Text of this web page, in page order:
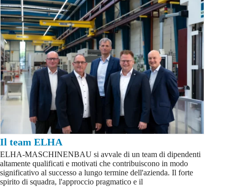
Il team ELHA
ELHA-MASCHINENBAU si avvale di un team di dipendenti
altamente qualificati e motivati che contribuiscono in modo
significativo al successo a lungo termine dell'azienda. Il forte
spirito di squadra, l'approccio pragmatico e il